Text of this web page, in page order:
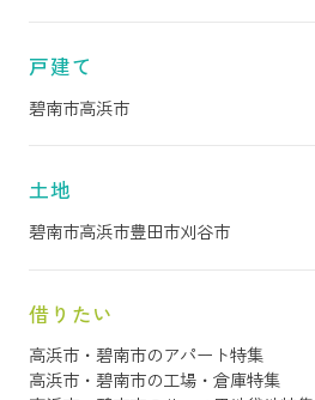
戸建て
碧南市高浜市
土地
碧南市高浜市豊田市刈谷市
借りたい
高浜市・碧南市のアパート特集
高浜市・碧南市の工場・倉庫特集